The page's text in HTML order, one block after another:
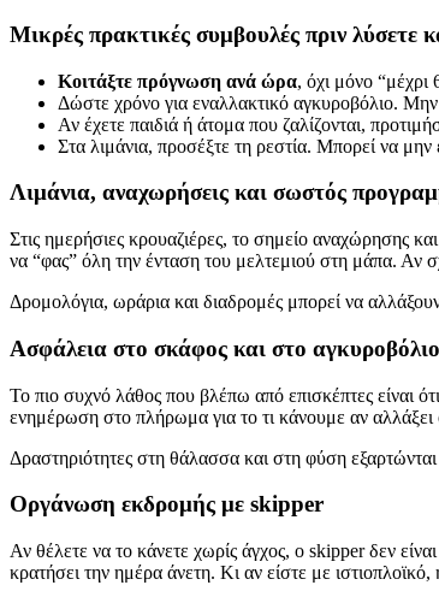
Μικρές πρακτικές συμβουλές πριν λύσετε
Κοιτάξτε πρόγνωση ανά ώρα, όχι μόνο
Δώστε χρόνο για εναλλακτικό αγκυροβόλιο.
Αν έχετε παιδιά ή άτομα που ζαλίζονται,
Στα λιμάνια, προσέξτε τη ρεστία. Μπορεί να
Λιμάνια, αναχωρήσεις και σωστός
Στις ημερήσιες κρουαζιέρες, το σημείο αναχώρησης
να “φας” όλη την ένταση του μελτεμιού στη μάπα. Αν
Δρομολόγια, ωράρια και διαδρομές μπορεί να
Ασφάλεια στο σκάφος και στο αγκυροβόλιο
Το πιο συχνό λάθος που βλέπω από επισκέπτες είναι
ενημέρωση στο πλήρωμα για το τι κάνουμε αν αλλάξει
Δραστηριότητες στη θάλασσα και στη φύση εξαρτώνται
Οργάνωση εκδρομής με skipper
Αν θέλετε να το κάνετε χωρίς άγχος, ο skipper δεν
κρατήσει την ημέρα άνετη. Κι αν είστε με